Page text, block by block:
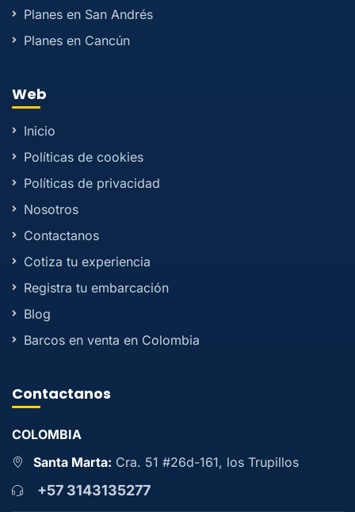
Planes en San Andrés
Planes en Cancún
Web
Inicio
Políticas de cookies
Políticas de privacidad
Nosotros
Contactanos
Cotiza tu experiencia
Registra tu embarcación
Blog
Barcos en venta en Colombia
Contactanos
COLOMBIA
Santa Marta: Cra. 51 #26d-161, los Trupillos
+57 3143135277